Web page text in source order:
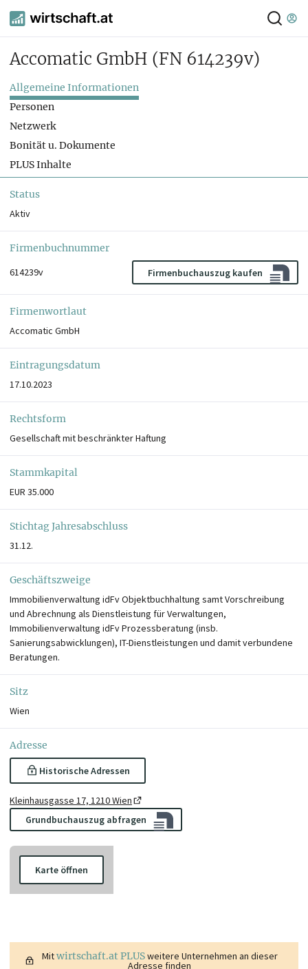
Accomatic GmbH (FN 614239v)
Allgemeine Informationen
Personen
Netzwerk
Bonität u. Dokumente
PLUS Inhalte
Status
Aktiv
Firmenbuchnummer
614239v
Firmenbuchauszug kaufen
Firmenwortlaut
Accomatic GmbH
Eintragungsdatum
17.10.2023
Rechtsform
Gesellschaft mit beschränkter Haftung
Stammkapital
EUR 35.000
Stichtag Jahresabschluss
31.12.
Geschäftszweige
Immobilienverwaltung idFv Objektbuchhaltung samt Vorschreibung
und Abrechnung als Dienstleistung für Verwaltungen,
Immobilienverwaltung idFv Prozessberatung (insb.
Sanierungsabwicklungen), IT-Dienstleistungen und damit verbundene
Beratungen.
Sitz
Wien
Adresse
Historische Adressen
Kleinhausgasse 17, 1210 Wien
Grundbuchauszug abfragen
Karte öffnen
Mitwirtschaft.at PLUSweitere Unternehmen an dieser
Adresse finden